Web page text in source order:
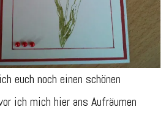
euch noch einen schönen
ich mich hier ans Aufräumen